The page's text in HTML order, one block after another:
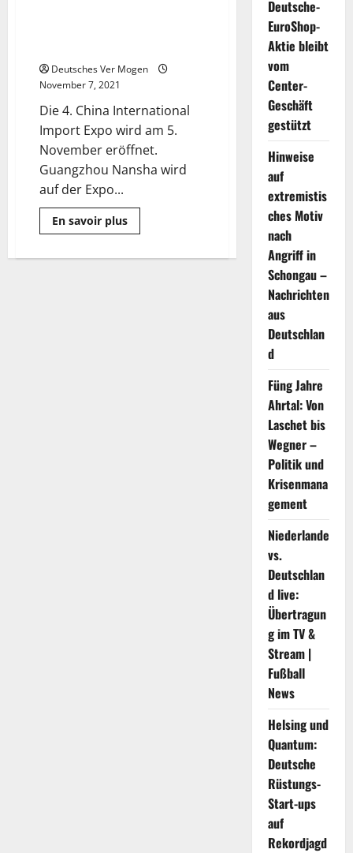
Deutsches Ver Mogen
November 7, 2021
Die 4. China International
Import Expo wird am 5.
November eröffnet.
Guangzhou Nansha wird
auf der Expo...
En savoir plusMehr
Informationen
erste
Deutsche-
EuroShop-
Aktie bleibt
vom
Center-
Geschäft
gestützt
Hinweise
auf
extremistis
ches Motiv
nach
Angriff in
Schongau –
Nachrichten
aus
Deutschlan
d
Füng Jahre
Ahrtal: Von
Laschet bis
Wegner –
Politik und
Krisenmana
gement
Niederlande
vs.
Deutschlan
d live:
Übertragun
g im TV &
Stream |
Fußball
News
Helsing und
Quantum:
Deutsche
Rüstungs-
Start-ups
auf
Rekordjagd